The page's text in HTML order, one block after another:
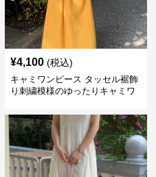
¥4,100 (税込)
キャミワンピース タッセル裾飾
り刺繍模様のゆったりキャミワ